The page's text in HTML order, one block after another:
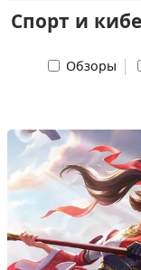
Спорт и
Обзоры